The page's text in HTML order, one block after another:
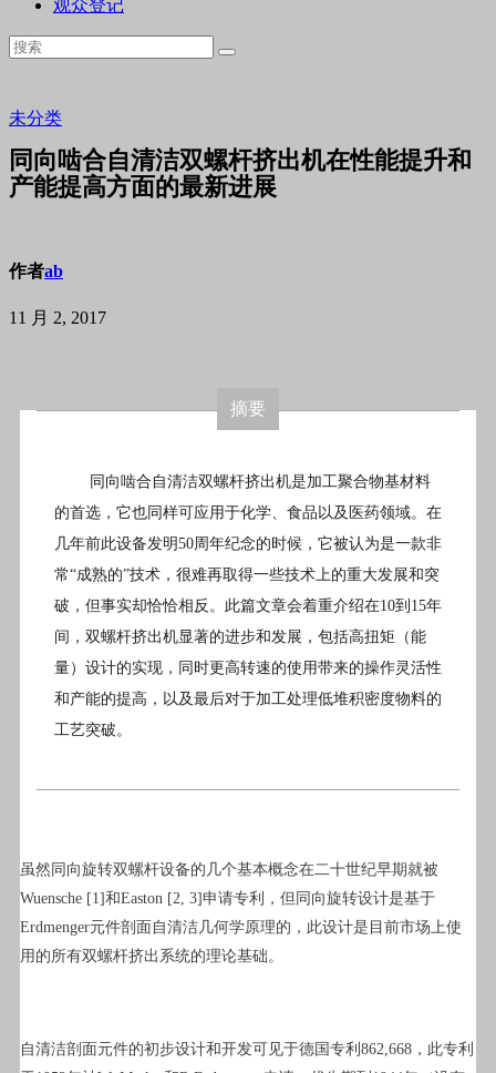
观众登记
未分类
同向啮合自清洁双螺杆挤出机在性能提升和
产能提高方面的最新进展
作者ab
11 月 2, 2017
摘要
同向啮合自清洁双螺杆挤出机是加工聚合物基材料
的首选，它也同样可应用于化学、食品以及医药领域。在
几年前此设备发明50周年纪念的时候，它被认为是一款非
常“成熟的”技术，很难再取得一些技术上的重大发展和突
破，但事实却恰恰相反。此篇文章会着重介绍在10到15年
间，双螺杆挤出机显著的进步和发展，包括高扭矩（能
量）设计的实现，同时更高转速的使用带来的操作灵活性
和产能的提高，以及最后对于加工处理低堆积密度物料的
工艺突破。
虽然同向旋转双螺杆设备的几个基本概念在二十世纪早期就被
Wuensche [1]和Easton [2, 3]申请专利，但同向旋转设计是基于
Erdmenger元件剖面自清洁几何学原理的，此设计是目前市场上使
用的所有双螺杆挤出系统的理论基础。
自清洁剖面元件的初步设计和开发可见于德国专利862,668，此专利